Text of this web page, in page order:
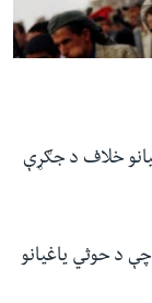
خلاف د جګړې
د حوثي یاغیانو